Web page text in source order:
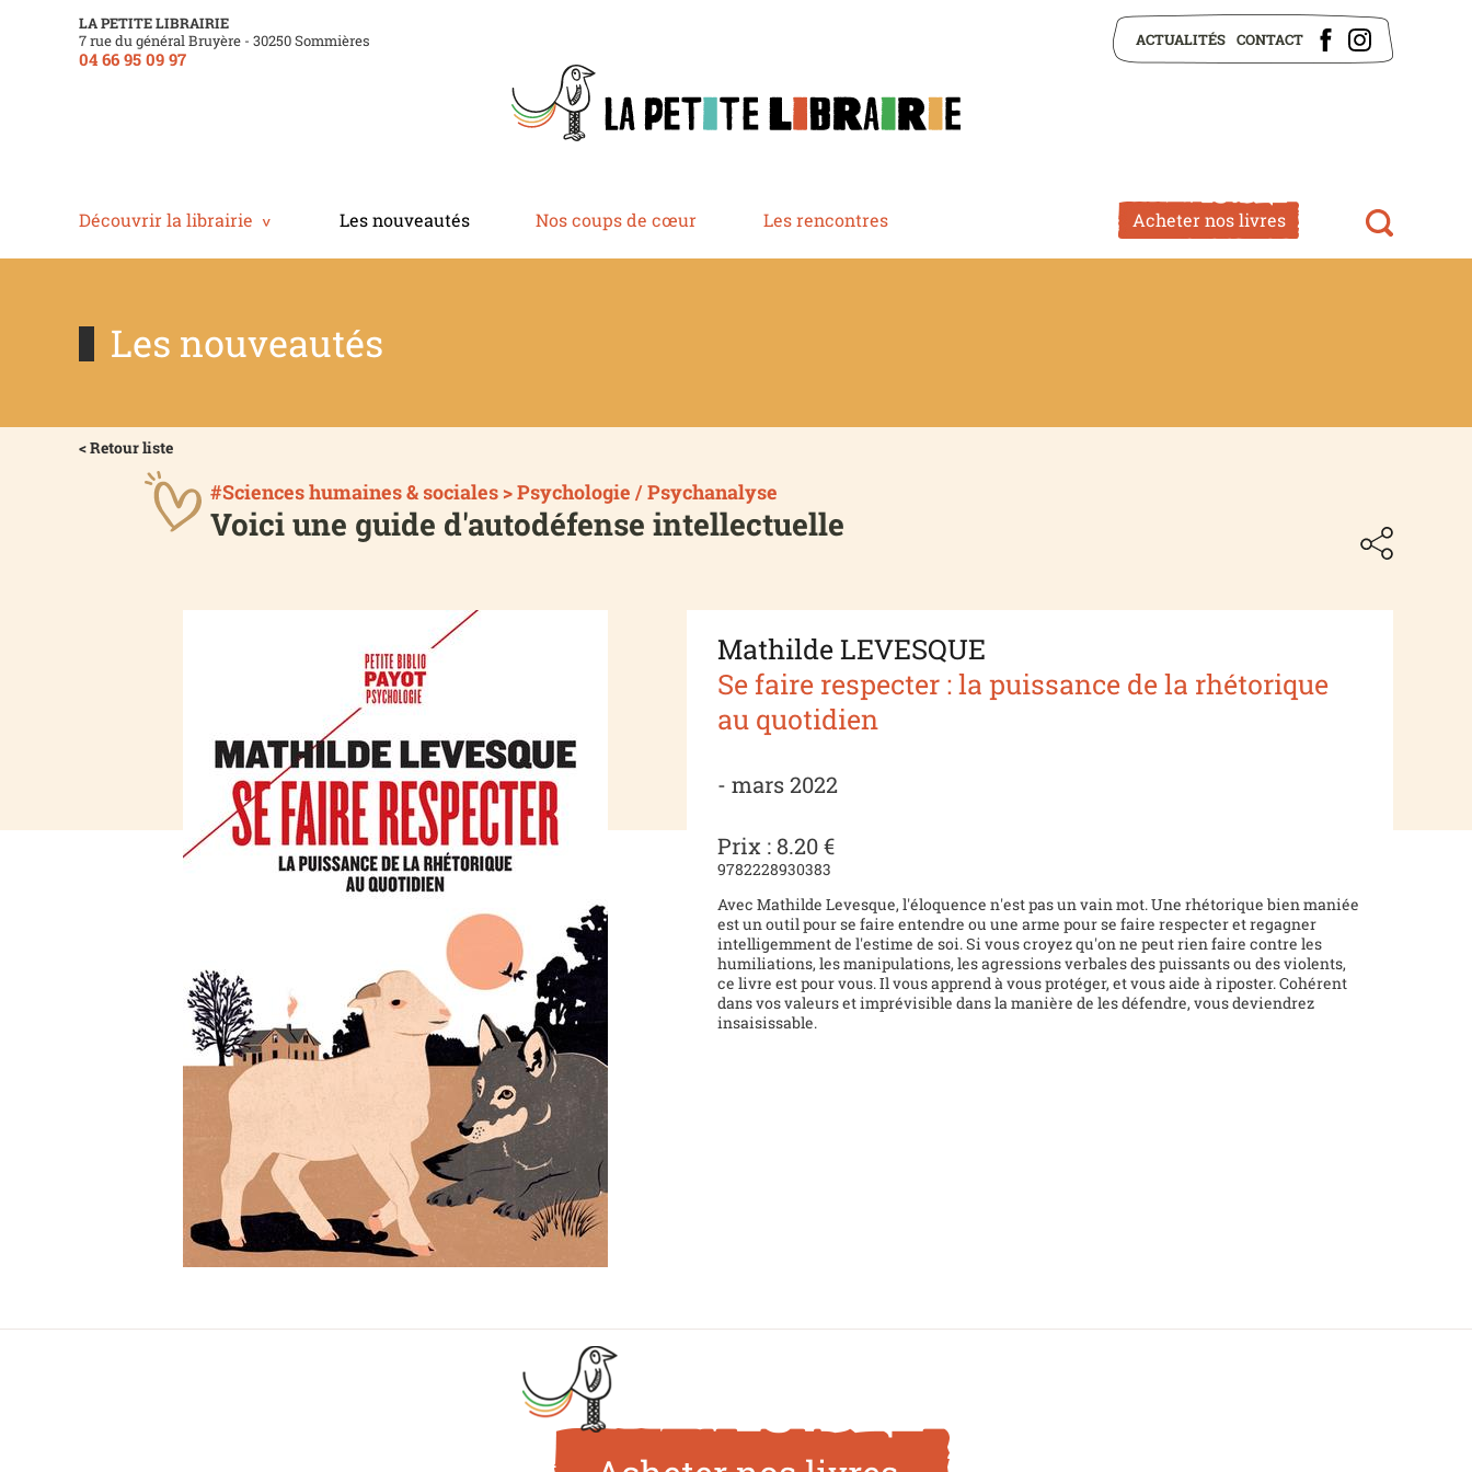
LA PETITE LIBRAIRIE
7 rue du général Bruyère - 30250 Sommières
04 66 95 09 97
ACTUALITÉS CONTACT
Découvrir la librairie Les nouveautés Nos coups de cœur Les rencontres Acheter nos livres
Les nouveautés
< Retour liste
#Sciences humaines & sociales > Psychologie / Psychanalyse
Voici une guide d'autodéfense intellectuelle
Mathilde LEVESQUE
Se faire respecter : la puissance de la rhétorique
au quotidien
- mars 2022
Prix : 8.20 €
9782228930383
Avec Mathilde Levesque, l'éloquence n'est pas un vain mot. Une rhétorique bien maniée
est un outil pour se faire entendre ou une arme pour se faire respecter et regagner
intelligemment de l'estime de soi. Si vous croyez qu'on ne peut rien faire contre les
humiliations, les manipulations, les agressions verbales des puissants ou des violents,
ce livre est pour vous. Il vous apprend à vous protéger, et vous aide à riposter. Cohérent
dans vos valeurs et imprévisible dans la manière de les défendre, vous deviendrez
insaisissable.